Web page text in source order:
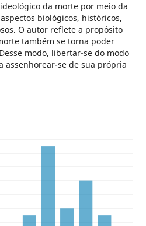
da morte por meio da
biológicos, históricos,
O autor reflete a propósito
também se torna poder
modo, libertar-se do modo
assenhorear-se de sua própria